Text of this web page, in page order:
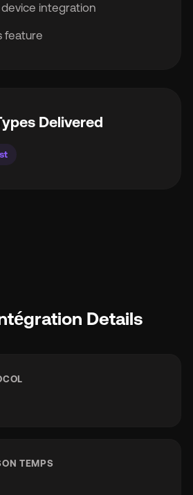
device integration
feature
Delivered
Details
TEMPS